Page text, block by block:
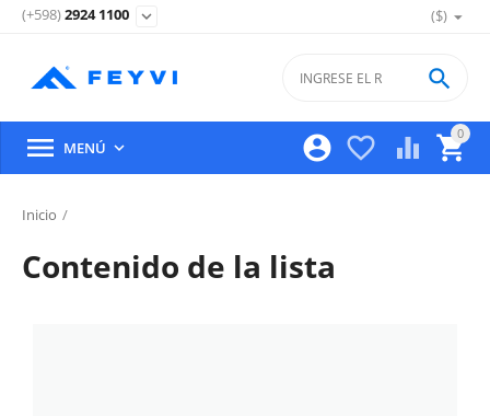
($)
(+598)2924 1100 expand_more
0

 


 MENÚ 
Inicio /
Contenido de la lista